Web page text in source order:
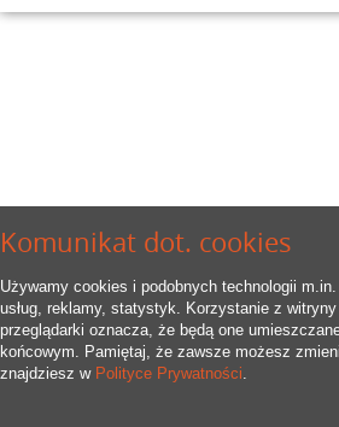
Komunikat dot. cookies
Używamy cookies i podobnych technologii
usług, reklamy, statystyk. Korzystanie z
przeglądarki oznacza, że będą one
końcowym. Pamiętaj, że zawsze możesz
znajdziesz w Polityce Prywatności.